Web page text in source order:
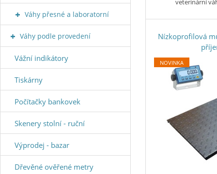
veterinární
Nízkoprofilová
NOVINKA
Váhy přesné a laboratorní
Váhy podle provedení
Vážní indikátory
Tiskárny
Počítačky bankovek
Skenery stolní - ruční
Výprodej - bazar
Dřevěné ověřené metry